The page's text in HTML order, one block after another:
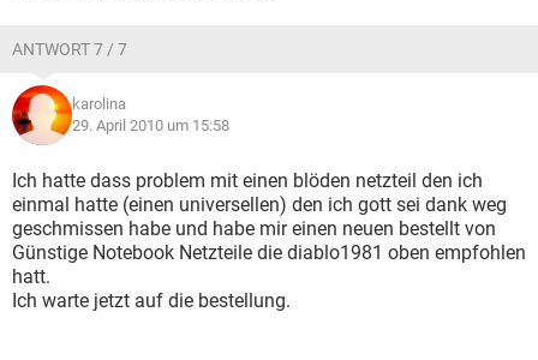
ANTWORT 7 / 7
karolina
29. April 2010 um 15:58
Ich hatte dass problem mit einen blöden netzteil den ich
einmal hatte (einen universellen) den ich gott sei dank weg
geschmissen habe und habe mir einen neuen bestellt von
Günstige Notebook Netzteile die diablo1981 oben empfohlen
hatt.
Ich warte jetzt auf die bestellung.